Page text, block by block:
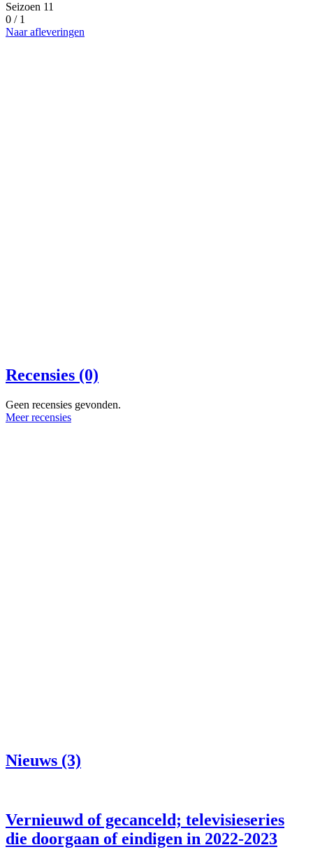
Seizoen 11
0 / 1
Naar afleveringen
Recensies (0)
Geen recensies gevonden.
Meer recensies
Nieuws (3)
Vernieuwd of gecanceld; televisieseries
die doorgaan of eindigen in 2022-2023